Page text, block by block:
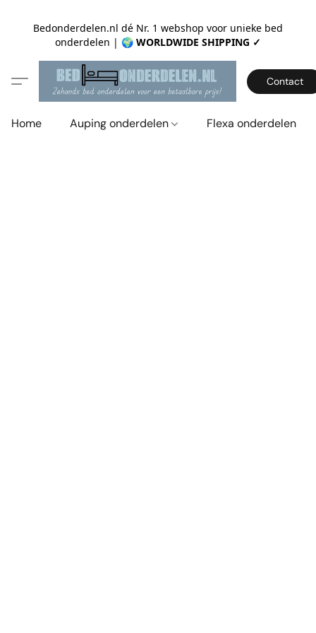
Bedonderdelen.nl dé Nr. 1 webshop voor unieke bed
onderdelen | 🌍 WORLDWIDE SHIPPING ✓
Contact
Home Auping onderdelen Flexa onderdelen